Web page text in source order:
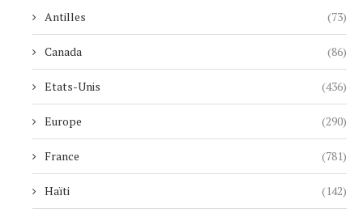
Antilles (73)
Canada (86)
Etats-Unis (436)
Europe (290)
France (781)
Haïti (142)